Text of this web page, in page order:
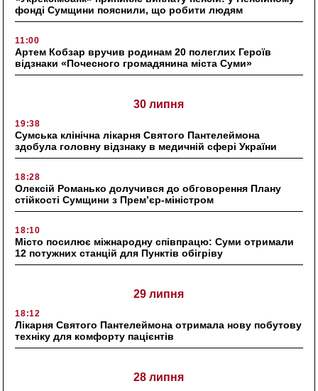
фонді Сумщини пояснили, що робити людям
11:00
Артем Кобзар вручив родинам 20 полеглих Героїв
відзнаки «Почесного громадянина міста Суми»
30 липня
19:38
Сумська клінічна лікарня Святого Пантелеймона
здобула головну відзнаку в медичній сфері України
18:28
Олексій Романько долучився до обговорення Плану
стійкості Сумщини з Прем’єр-міністром
18:10
Місто посилює міжнародну співпрацю: Суми отримали
12 потужних станцій для Пунктів обігріву
29 липня
18:12
Лікарня Святого Пантелеймона отримала нову побутову
техніку для комфорту пацієнтів
28 липня